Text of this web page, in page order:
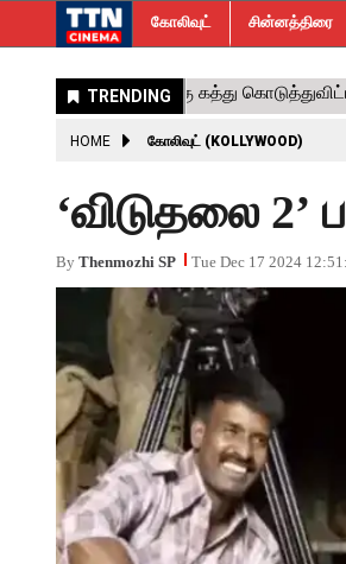
கோலிவுட் சின்னத்திரை
HOME கோலிவுட் (KOLLYWOOD)
‘விடுதலை 2’
By Thenmozhi SP Tue Dec 17 2024